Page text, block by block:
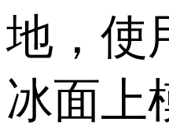
地，使
冰面上